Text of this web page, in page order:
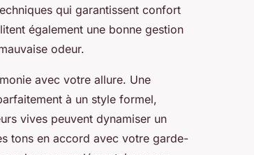
qui garantissent confort
également une bonne gestion
odeur.
avec votre allure. Une
à un style formel,
vives peuvent dynamiser un
tons en accord avec votre garde-